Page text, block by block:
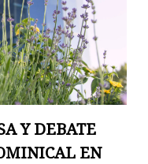
Y DEBATE
EN